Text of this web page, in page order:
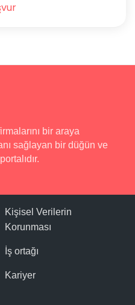
bir araya
sağlayan bir düğün ve
Kişisel Verilerin
Korunması
İş ortağı
Kariyer